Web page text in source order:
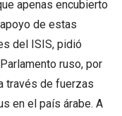
apenas encubierto
apoyo de estas
del ISIS, pidió
ruso, por
través de fuerzas
en el país árabe. A